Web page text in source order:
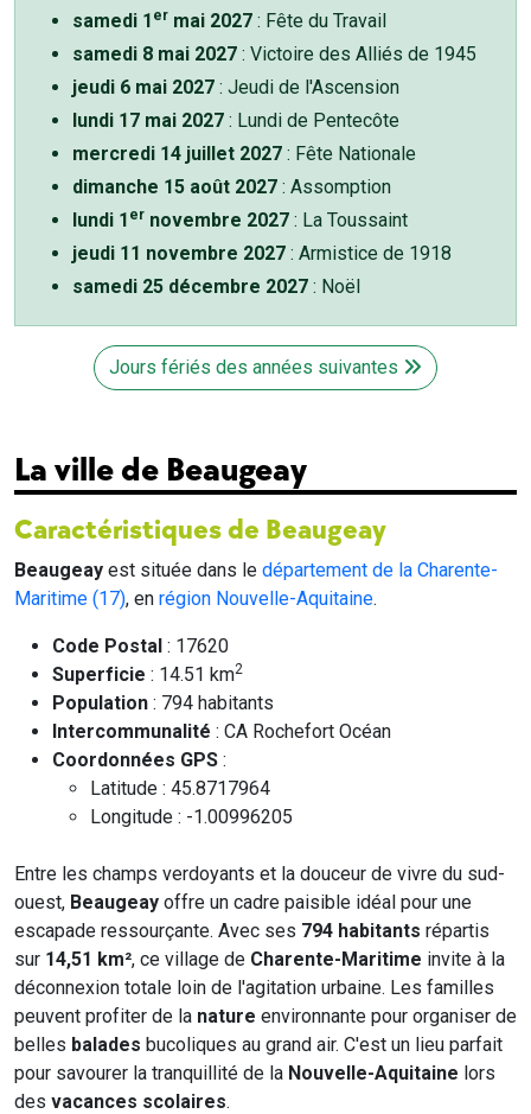
samedi 1 er mai 2027 : Fête du Travail
samedi 8 mai 2027 : Victoire des Alliés de 1945
jeudi 6 mai 2027 : Jeudi de l'Ascension
lundi 17 mai 2027 : Lundi de Pentecôte
mercredi 14 juillet 2027 : Fête Nationale
dimanche 15 août 2027 : Assomption
lundi 1 er novembre 2027 : La Toussaint
jeudi 11 novembre 2027 : Armistice de 1918
samedi 25 décembre 2027 : Noël
Jours fériés des années suivantes
La ville de Beaugeay
Caractéristiques de Beaugeay
Beaugeay est située dans le département de la Charente-
Maritime (17), en région Nouvelle-Aquitaine.
Code Postal : 17620
Superficie : 14.51 km2
Population : 794 habitants
Intercommunalité : CA Rochefort Océan
Coordonnées GPS :
Latitude : 45.8717964
Longitude : -1.00996205
Entre les champs verdoyants et la douceur de vivre du sud-
ouest, Beaugeay offre un cadre paisible idéal pour une
escapade ressourçante. Avec ses 794 habitants répartis
sur 14,51 km², ce village de Charente-Maritime invite à la
déconnexion totale loin de l'agitation urbaine. Les familles
peuvent profiter de la nature environnante pour organiser de
belles balades bucoliques au grand air. C'est un lieu parfait
pour savourer la tranquillité de la Nouvelle-Aquitaine lors
des vacances scolaires.